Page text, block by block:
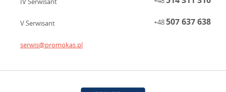
V Serwisant +48507 637 638
serwis@promokas.pl